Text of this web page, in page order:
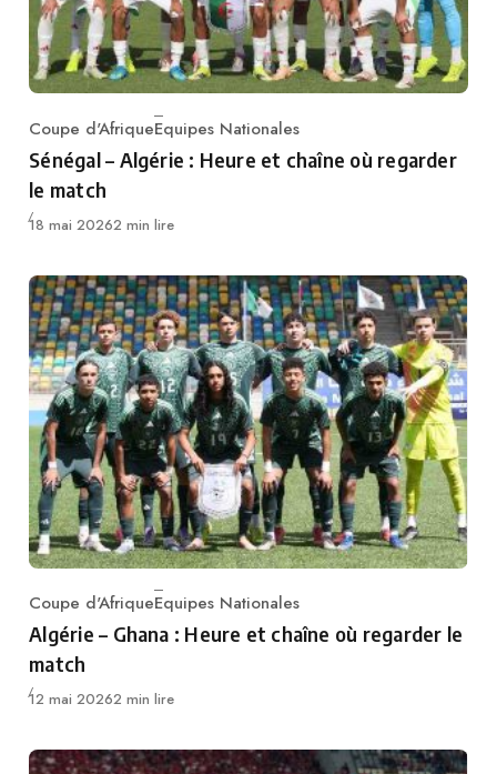
Category
Coupe d'AfriqueEquipes Nationales
Sénégal – Algérie : Heure et chaîne où regarder
le match
Publié
18 mai 20262 min lire
Category
Coupe d'AfriqueEquipes Nationales
Algérie – Ghana : Heure et chaîne où regarder le
match
Publié
12 mai 20262 min lire